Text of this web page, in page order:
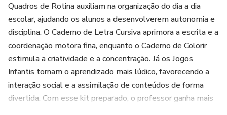
Quadros de Rotina auxiliam na organização do dia a dia
escolar, ajudando os alunos a desenvolverem autonomia e
disciplina. O Caderno de Letra Cursiva aprimora a escrita e a
coordenação motora fina, enquanto o Caderno de Colorir
estimula a criatividade e a concentração. Já os Jogos
Infantis tornam o aprendizado mais lúdico, favorecendo a
interação social e a assimilação de conteúdos de forma
divertida. Com esse kit preparado, o professor ganha mais